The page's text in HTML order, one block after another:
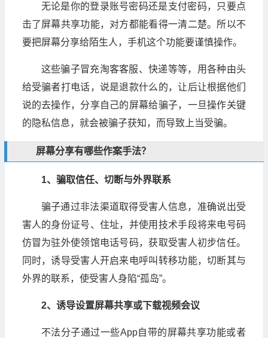
无论是你的登录账号密码还是支付密码，只要点
击了屏幕共享功能，对方都能看得一清二楚。所以不
要把屏幕分享给陌生人，手机这个功能要谨慎操作。
这些骗子冒充淘客客服、快递等等，用各种由头
给受骗者打电话，说是退款什么的，让后让根据他们
说的去操作，分享自己的屏幕给骗子，一旦操作关键
的隐私信息，就会被骗子获知，而导致上当受骗。
屏幕分享有哪些作案手法？
1、骗取信任、切断与外界联系
骗子通过非法渠道取得受害人信息，准确说出受
害人的身份证号、住址，并使用技术手段将来电号码
仿冒为驻外使领馆电话号码，获取受害人初步信任。
同时，诱导受害人开启来电呼叫转移功能，切断其与
外界的联系，使受害人身陷“孤岛”。
2、诱导设置屏幕共享或下载视频会议
不法分子通过一些App自带的屏幕共享功能或者